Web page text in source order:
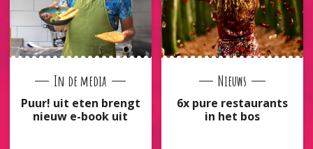
In de media
Puur! uit eten brengt
nieuw e-book uit
Nieuws
6x pure restaurants
in het bos